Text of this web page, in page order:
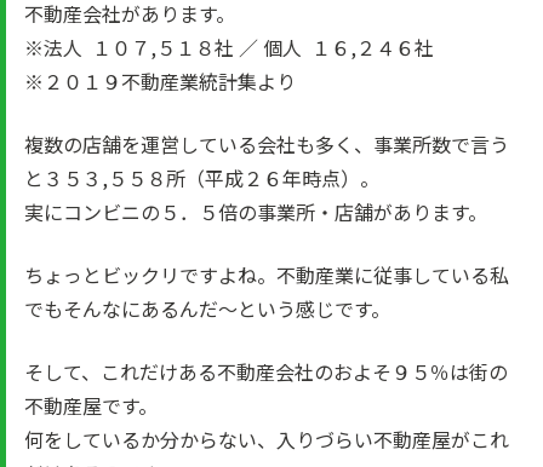
不動産会社があります。
※法人 １０７,５１８社 ／ 個人 １６,２４６社
※２０１９不動産業統計集より
複数の店舗を運営している会社も多く、事業所数で言う
と３５３,５５８所（平成２６年時点）。
実にコンビニの５．５倍の事業所・店舗があります。
ちょっとビックリですよね。不動産業に従事している私
でもそんなにあるんだ～という感じです。
そして、これだけある不動産会社のおよそ９５％は街の
不動産屋です。
何をしているか分からない、入りづらい不動産屋がこれ